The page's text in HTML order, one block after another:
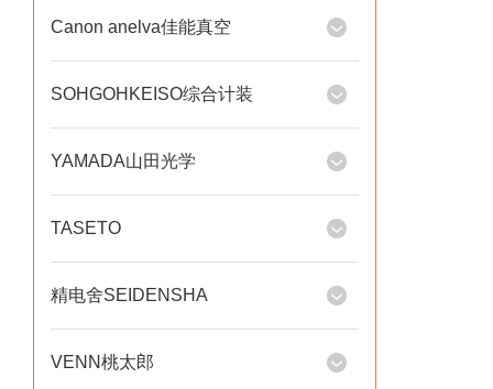
Canon anelva佳能真空
SOHGOHKEISO综合计装
YAMADA山田光学
TASETO
精电舍SEIDENSHA
VENN桃太郎